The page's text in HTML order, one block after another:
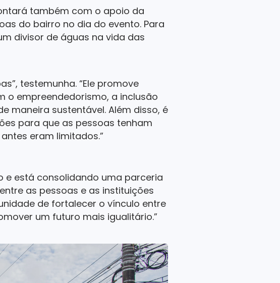
também com o apoio da
do bairro no dia do evento. Para
divisor de águas na vida das
testemunha. “Ele promove
o empreendedorismo, a inclusão
maneira sustentável. Além disso, é
para que as pessoas tenham
eram limitados.”
e está consolidando uma parceria
as pessoas e as instituições
de fortalecer o vínculo entre
um futuro mais igualitário.”